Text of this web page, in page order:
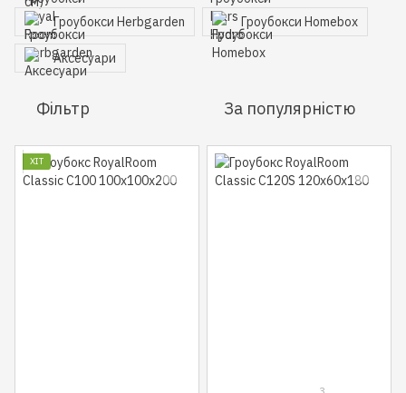
Гроубокси Herbgarden Гроубокси Homebox
Аксесуари
Фільтр За популярністю
ХІТ